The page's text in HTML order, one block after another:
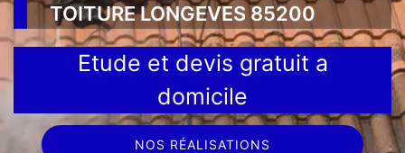
TOITURE LONGEVES 85200
Etude et devis gratuit a
domicile
NOS RÉALISATIONS